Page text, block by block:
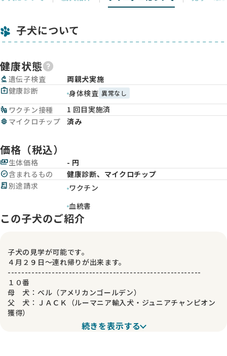
子犬について
健康状態
biotech 遺伝子検査
両親犬実施
medical_services健康診断 身体検査 異常なし
vaccines ワクチン接種
1 回目実施済
memory マイクロチップ 済み
価格（税込）
payments生体価格
- 円
check_circle含まれるもの
健康診断、マイクロチップ
receipt_long 別途請求
ワクチン
血統書
この子犬のご紹介
子犬の見学が可能です。
４月２９日～連れ帰りが出来ます。
---------------------------------------------------------
１０番
母 犬：ベル（アメリカンゴールデン）
父 犬：ＪＡＣＫ（ルーマニア輸入犬・ジュニアチャンピオン
獲得）
---------------------------------------------------------
成犬時（2才）予想 男の子30～34キロ、女の子28～30キロで
続きを表示する